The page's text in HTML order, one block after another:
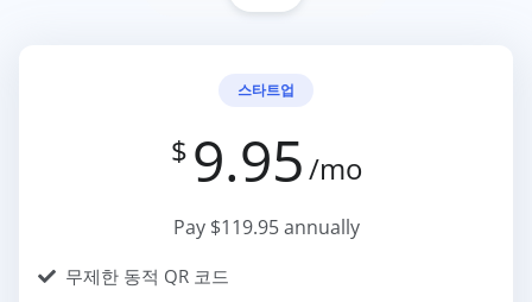
스타트업
$ 9.95/mo
Pay $119.95 annually
무제한 동적 QR 코드